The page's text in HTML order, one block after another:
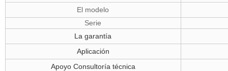
El modelo
Serie
La garantía
Aplicación
Apoyo Consultoría técnica